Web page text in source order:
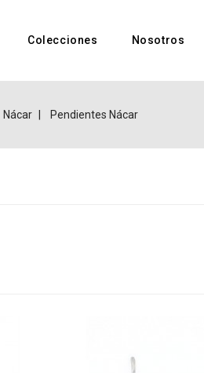
Colecciones Nosotros
Nácar Pendientes Nácar